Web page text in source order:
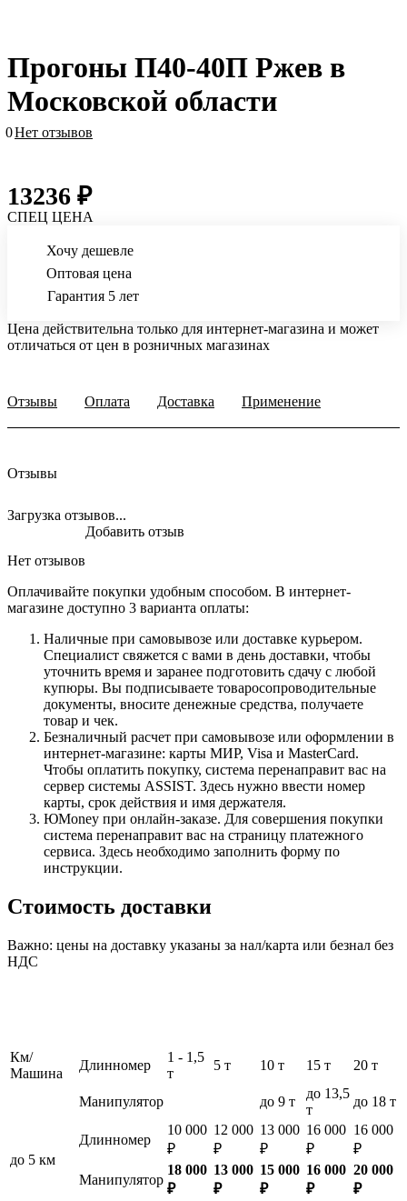
Прогоны П40-40П Ржев в
Московской области
0Нет отзывов
13236 ₽
СПЕЦ ЦЕНА
Хочу дешевле
Оптовая цена
Гарантия 5 лет
Цена действительна только для интернет-магазина и может
отличаться от цен в розничных магазинах
Отзывы Оплата Доставка Применение
Отзывы
Загрузка отзывов...
Нет отзывов
Добавить отзыв
Оплачивайте покупки удобным способом. В интернет-
магазине доступно 3 варианта оплаты:
Наличные при самовывозе или доставке курьером.
Специалист свяжется с вами в день доставки, чтобы
уточнить время и заранее подготовить сдачу с любой
купюры. Вы подписываете товаросопроводительные
документы, вносите денежные средства, получаете
товар и чек.
Безналичный расчет при самовывозе или оформлении в
интернет-магазине: карты МИР, Visa и MasterCard.
Чтобы оплатить покупку, система перенаправит вас на
сервер системы ASSIST. Здесь нужно ввести номер
карты, срок действия и имя держателя.
ЮMoney при онлайн-заказе. Для совершения покупки
система перенаправит вас на страницу платежного
сервиса. Здесь необходимо заполнить форму по
инструкции.
Стоимость доставки
Важно: цены на доставку указаны за нал/карта или безнал без
НДС
Км/
Машина
Длинномер
1 - 1,5
т
5 т 10 т 15 т 20 т
Манипулятор до 9 т
до 13,5
т
до 18 т
до 5 км
Длинномер
10 000
₽
12 000
₽
13 000
₽
16 000
₽
16 000
₽
Манипулятор
18 000
₽
13 000
₽
15 000
₽
16 000
₽
20 000
₽